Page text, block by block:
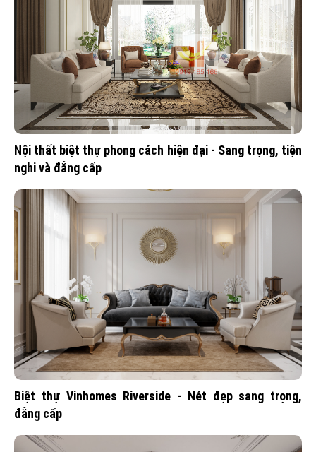
Nội thất biệt thự phong cách hiện đại - Sang trọng, tiện
nghi và đẳng cấp
Biệt thự Vinhomes Riverside - Nét đẹp sang trọng,
đẳng cấp